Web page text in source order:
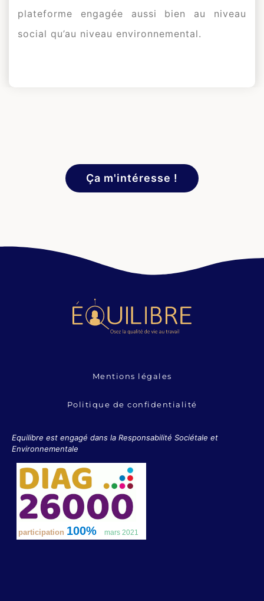
plateforme engagée aussi bien au niveau
social qu’au niveau environnemental.
Ça m'intéresse !
Mentions légales
Politique de confidentialité
Equilibre est engagé dans la Responsabilité Sociétale et
Environnementale